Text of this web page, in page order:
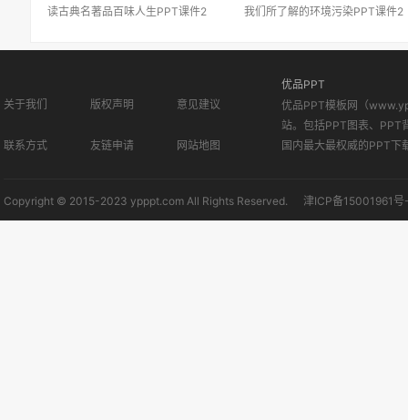
读古典名著品百味人生PPT课件2 我们所了解的环境污染PPT课件2
关于我们 版权声明 意见建议
联系方式 友链申请 网站地图
优品PPT
优品PPT模板网（
站。包括PPT图表、PPT
国内最大最权威的PPT下
Copyright © 2015-2023 ypppt.com All Rights Reserved. 津ICP备15001961号